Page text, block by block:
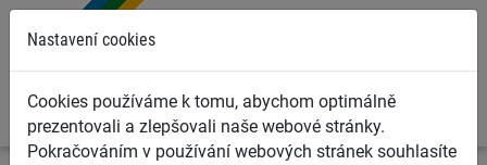
Nastavení cookies
Cookies používáme k tomu, abychom optimálně
prezentovali a zlepšovali naše webové stránky.
Pokračováním v používání webových stránek souhlasíte